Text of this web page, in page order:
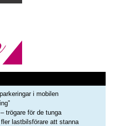
i mobilen
trögare för de tunga
lastbilsförare att stanna